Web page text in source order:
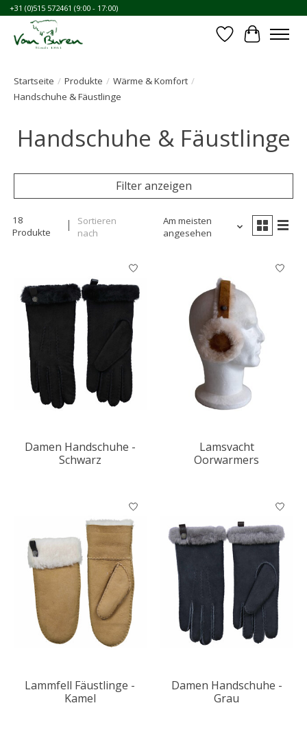
+31 (0)515 572461 (9:00 - 17:00)
Wunschzettel
Ihr
Startseite / Produkte / Wärme & Komfort /
Handschuhe & Fäustlinge
Handschuhe & Fäustlinge
Filter anzeigen
18
Produkte
Sortieren
nach
Am meisten
angesehen
Damen Handschuhe -
Schwarz
Lamsvacht
Oorwarmers
Lammfell Fäustlinge -
Kamel
Damen Handschuhe -
Grau